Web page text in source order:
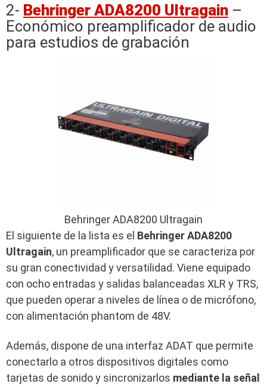
2- Behringer ADA8200 Ultragain –
Económico preamplificador de audio
para estudios de grabación
Behringer ADA8200 Ultragain
El siguiente de la lista es el Behringer ADA8200
Ultragain, un preamplificador que se caracteriza por
su gran conectividad y versatilidad. Viene equipado
con ocho entradas y salidas balanceadas XLR y TRS,
que pueden operar a niveles de línea o de micrófono,
con alimentación phantom de 48V.
Además, dispone de una interfaz ADAT que permite
conectarlo a otros dispositivos digitales como
tarjetas de sonido y sincronizarlos mediante la señal